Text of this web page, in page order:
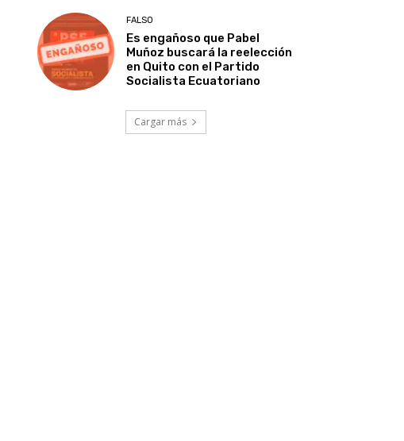
FALSO
Es engañoso que Pabel
Muñoz buscará la reelección
en Quito con el Partido
Socialista Ecuatoriano
Cargar más